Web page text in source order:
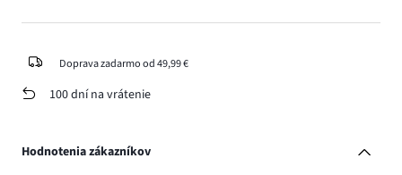
Doprava zadarmo od 49,99 €
100 dní na vrátenie
Hodnotenia zákazníkov